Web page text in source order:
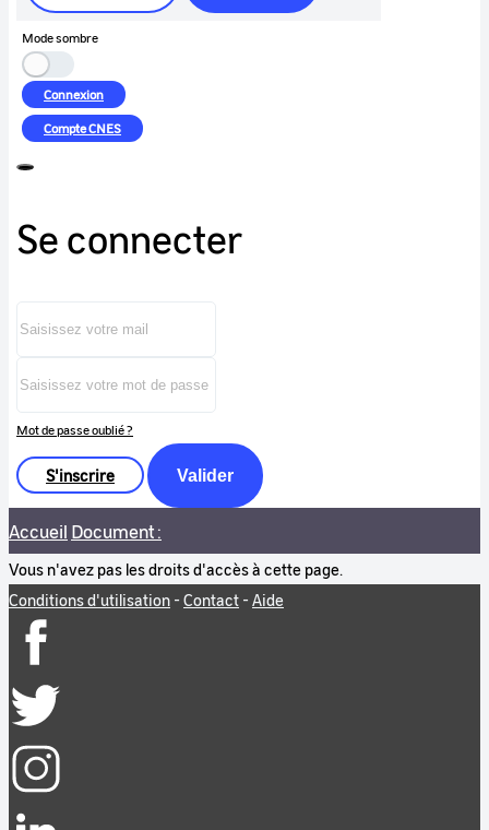
Mode sombre
Connexion
CompteCNES
Se connecter
Mot de passe oublié ?
S'inscrire Valider
Accueil Document :
Vous n'avez pas les droits d'accès à cette page.
Conditions d'utilisation - Contact - Aide